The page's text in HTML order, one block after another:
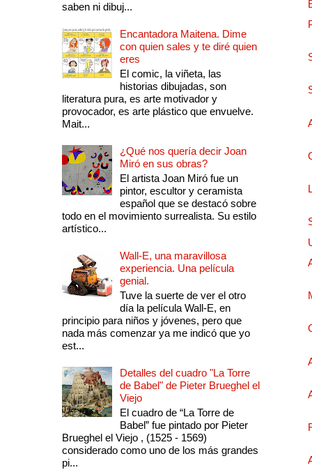
saben ni dibuj...
Encantadora Maitena. Dime
con quien sales y te diré quien
eres
El comic, la viñeta, las
historias dibujadas, son
literatura pura, es arte motivador y
provocador, es arte plástico que envuelve.
Mait...
¿Qué nos quería decir Joan
Miró en sus obras?
El artista Joan Miró fue un
pintor, escultor y ceramista
español que se destacó sobre
todo en el movimiento surrealista. Su estilo
artístico...
Wall-E, una maravillosa
experiencia. Una película
genial.
Tuve la suerte de ver el otro
día la película Wall-E, en
principio para niños y jóvenes, pero que
nada más comenzar ya me indicó que yo
est...
Detalles del cuadro "La Torre
de Babel" de Pieter Brueghel el
Viejo
El cuadro de “La Torre de
Babel” fue pintado por Pieter
Brueghel el Viejo , (1525 - 1569)
considerado como uno de los más grandes
pi...